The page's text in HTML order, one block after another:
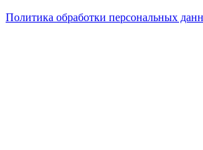
Политика обработки персональных